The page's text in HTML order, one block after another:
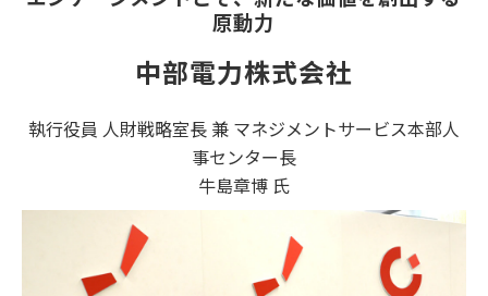
原動力
中部電力株式会社
執行役員 人財戦略室長 兼 マネジメントサービス本部人
事センター長
牛島章博 氏